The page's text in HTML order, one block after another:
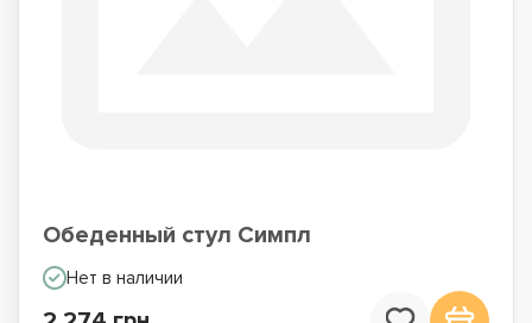
Обеденный стул Симпл
Нет в наличии